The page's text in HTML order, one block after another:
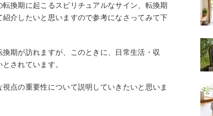
換期に起こるスピリチュアルなサイン、転換期
介したいと思いますので参考になさってみて下
期が訪れますが、このときに、日常生活・収
されています。
点の重要性について説明していきたいと思いま